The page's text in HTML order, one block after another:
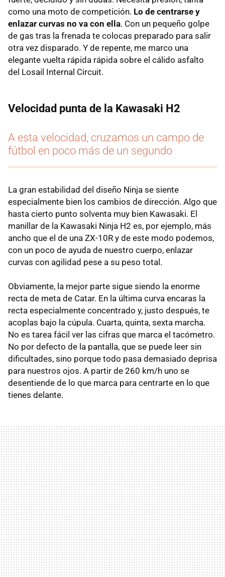
como una moto de competición. Lo de centrarse y
enlazar curvas no va con ella. Con un pequeño golpe
de gas tras la frenada te colocas preparado para salir
otra vez disparado. Y de repente, me marco una
elegante vuelta rápida rápida sobre el cálido asfalto
del Losail Internal Circuit.
Velocidad punta de la Kawasaki H2
A esta velocidad, cruzamos un campo de
fútbol en poco más de un segundo
La gran estabilidad del diseño Ninja se siente
especialmente bien los cambios de dirección. Algo que
hasta cierto punto solventa muy bien Kawasaki. El
manillar de la Kawasaki Ninja H2 es, por ejemplo, más
ancho que el de una ZX-10R y de este modo podemos,
con un poco de ayuda de nuestro cuerpo, enlazar
curvas con agilidad pese a su peso total.
Obviamente, la mejor parte sigue siendo la enorme
recta de meta de Catar. En la última curva encaras la
recta especialmente concentrado y, justo después, te
acoplas bajo la cúpula. Cuarta, quinta, sexta marcha.
No es tarea fácil ver las cifras que marca el tacómetro.
No por defecto de la pantalla, que se puede leer sin
dificultades, sino porque todo pasa demasiado deprisa
para nuestros ojos. A partir de 260 km/h uno se
desentiende de lo que marca para centrarte en lo que
tienes delante.